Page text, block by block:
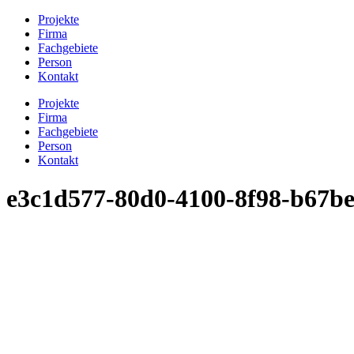
Projekte
Firma
Fachgebiete
Person
Kontakt
Projekte
Firma
Fachgebiete
Person
Kontakt
e3c1d577-80d0-4100-8f98-